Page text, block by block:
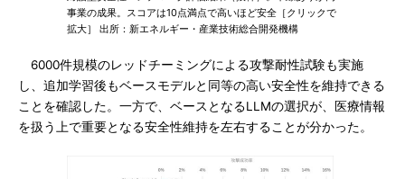
事業の成果。スコアは10点満点で高いほど安全［クリックで
拡大］ 出所：新エネルギー・産業技術総合開発機構
6000件規模のレッドチーミングによる攻撃耐性試験も実施
し、追加学習後もベースモデルと同等の高い安全性を維持できる
ことを確認した。一方で、ベースとなるLLMの選択が、医療情報
を扱う上で重要となる安全性維持を左右することが分かった。